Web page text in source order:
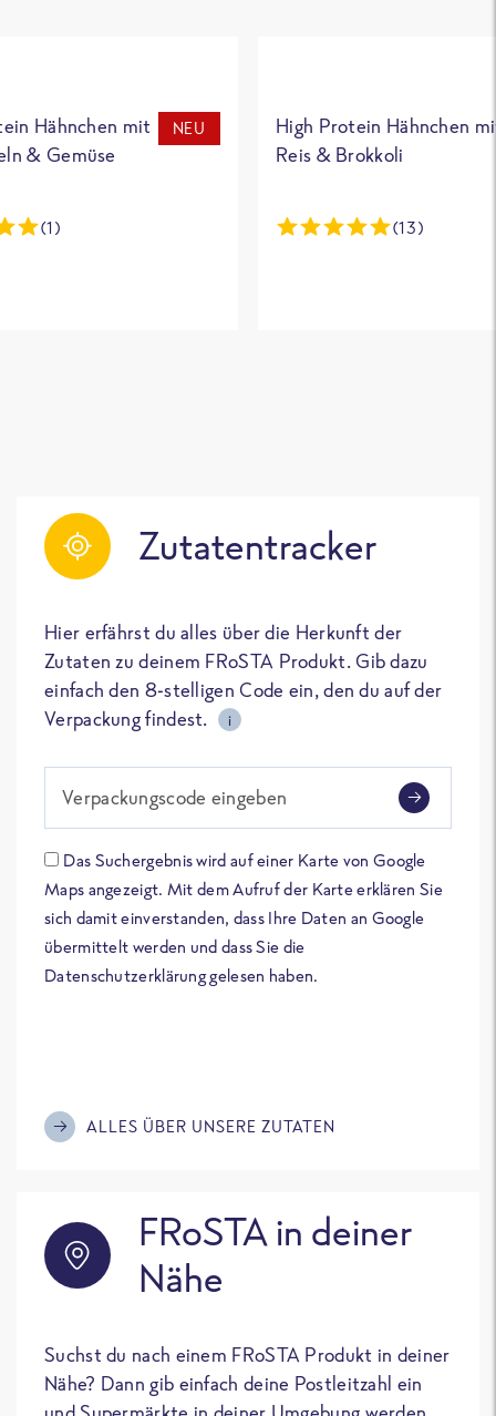
Hähnchen mit
& Gemüse
NEU
(1)
High Protein Hähnchen
Reis & Brokkoli
(13)
Zutatentracker
Hier erfährst du alles über die Herkunft der
Zutaten zu deinem FRoSTA Produkt. Gib dazu
einfach den 8-stelligen Code ein, den du auf der
Verpackung findest.
i
Verpackungscode eingeben
Das Suchergebnis wird auf einer Karte von Google
Maps angezeigt. Mit dem Aufruf der Karte erklären Sie
sich damit einverstanden, dass Ihre Daten an Google
übermittelt werden und dass Sie die
Datenschutzerklärung gelesen haben.
ALLES ÜBER UNSERE ZUTATEN
FRoSTA in deiner
Nähe
Suchst du nach einem FRoSTA Produkt in deiner
Nähe? Dann gib einfach deine Postleitzahl ein